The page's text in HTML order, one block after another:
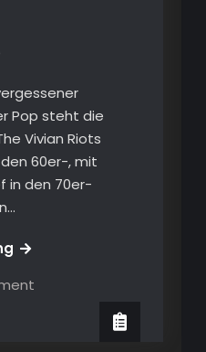
Pop steht die
Vivian Riots
60er-, mit
in den 70er-
on